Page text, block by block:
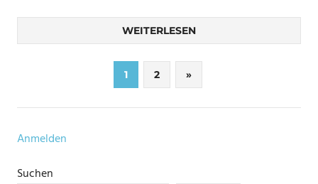
WEITERLESEN
Seitennummerierung
der
Beiträge
1 2
Nächste
Beiträge
»
Anmelden
Suchen